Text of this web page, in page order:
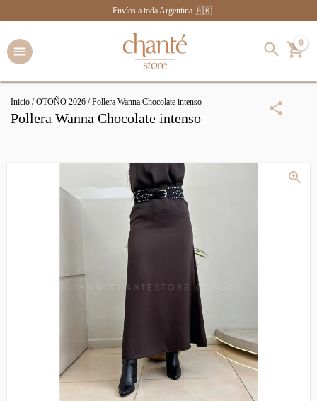
Envíos a toda Argentina 🇦🇷
0
Inicio / OTOÑO 2026 / Pollera Wanna Chocolate intenso
Pollera Wanna Chocolate intenso